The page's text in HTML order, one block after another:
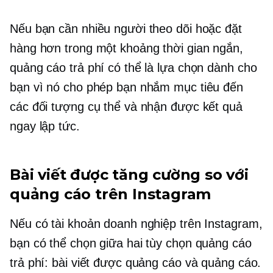
Nếu bạn cần nhiều người theo dõi hoặc đặt
hàng hơn trong một khoảng thời gian ngắn,
quảng cáo trả phí có thể là lựa chọn dành cho
bạn vì nó cho phép bạn nhắm mục tiêu đến
các đối tượng cụ thể và nhận được kết quả
ngay lập tức.
Bài viết được tăng cường so với
quảng cáo trên Instagram
Nếu có tài khoản doanh nghiệp trên Instagram,
bạn có thể chọn giữa hai tùy chọn quảng cáo
trả phí: bài viết được quảng cáo và quảng cáo.